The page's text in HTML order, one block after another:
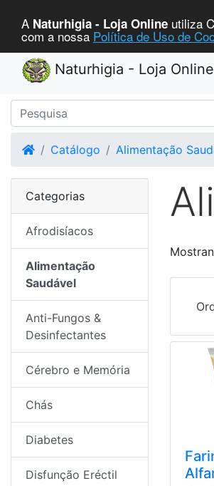
A Naturhigia - Loja Online utiliza
com a nossa Política de Uso de
Naturhigia - Loja Online
HomeCatálogo Alimentação
Categorias
Afrodisíacos
Alimentação
Saudável
Anti-Fungos &
Desinfectantes
Cérebro e Memória
Chás
Diabetes
Disfunção Eréctil